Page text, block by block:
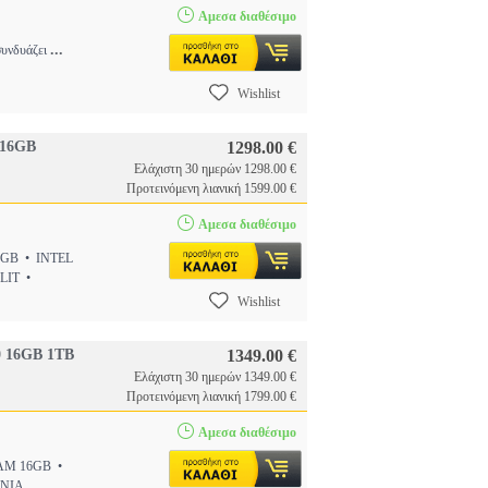
...
Αμεσα διαθέσιμο
Wishlist
1298.00 €
Ελάχιστη 30 ημερών 1298.00 €
Προτεινόμενη λιανική 1599.00 €
• INTEL
•
Αμεσα διαθέσιμο
Wishlist
1TB 1349.00 €
Ελάχιστη 30 ημερών 1349.00 €
Προτεινόμενη λιανική 1799.00 €
16GB •
Αμεσα διαθέσιμο